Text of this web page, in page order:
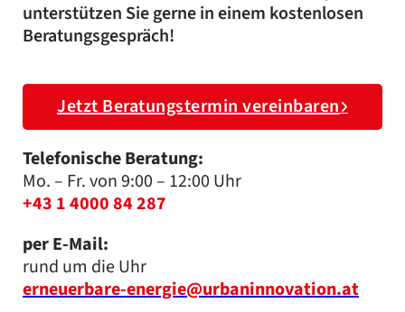
unterstützen Sie gerne in einem kostenlosen
Beratungsgespräch!
Jetzt Beratungstermin vereinbaren
Telefonische Beratung:
Mo. – Fr. von 9:00 – 12:00 Uhr
+43 1 4000 84 287
per E-Mail:
rund um die Uhr
erneuerbare-energie@urbaninnovation.at